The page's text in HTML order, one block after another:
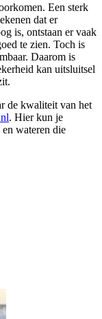
Een sterk
dat er
is, ontstaan er vaak
te zien. Toch is
Daarom is
kan uitsluitsel
de kwaliteit van het
. Hier kun je
wateren die